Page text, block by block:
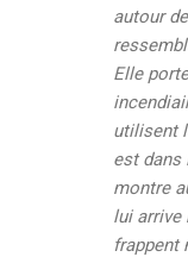
autour
Elle
utilisent
est dans
montre
lui arrive
frappent